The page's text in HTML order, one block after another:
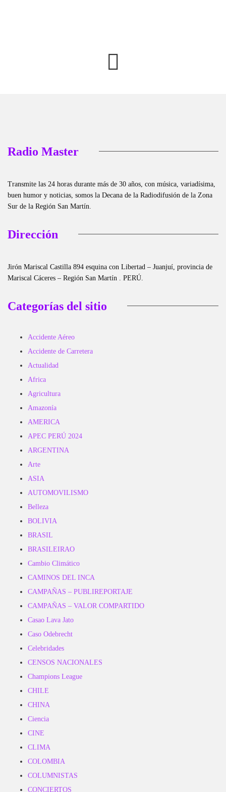
Radio Master
Transmite las 24 horas durante más de 30 años, con música, variadísima,
buen humor y noticias, somos la Decana de la Radiodifusión de la Zona
Sur de la Región San Martín.
Dirección
Jirón Mariscal Castilla 894 esquina con Libertad – Juanjuí, provincia de
Mariscal Cáceres – Región San Martín . PERÚ.
Categorías del sitio
Accidente Aéreo
Accidente de Carretera
Actualidad
Africa
Agricultura
Amazonía
AMERICA
APEC PERÚ 2024
ARGENTINA
Arte
ASIA
AUTOMOVILISMO
Belleza
BOLIVIA
BRASIL
BRASILEIRAO
Cambio Climático
CAMINOS DEL INCA
CAMPAÑAS – PUBLIREPORTAJE
CAMPAÑAS – VALOR COMPARTIDO
Casao Lava Jato
Caso Odebrecht
Celebridades
CENSOS NACIONALES
Champions League
CHILE
CHINA
Ciencia
CINE
CLIMA
COLOMBIA
COLUMNISTAS
CONCIERTOS